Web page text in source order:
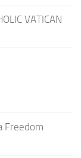
VATICAN
Freedom